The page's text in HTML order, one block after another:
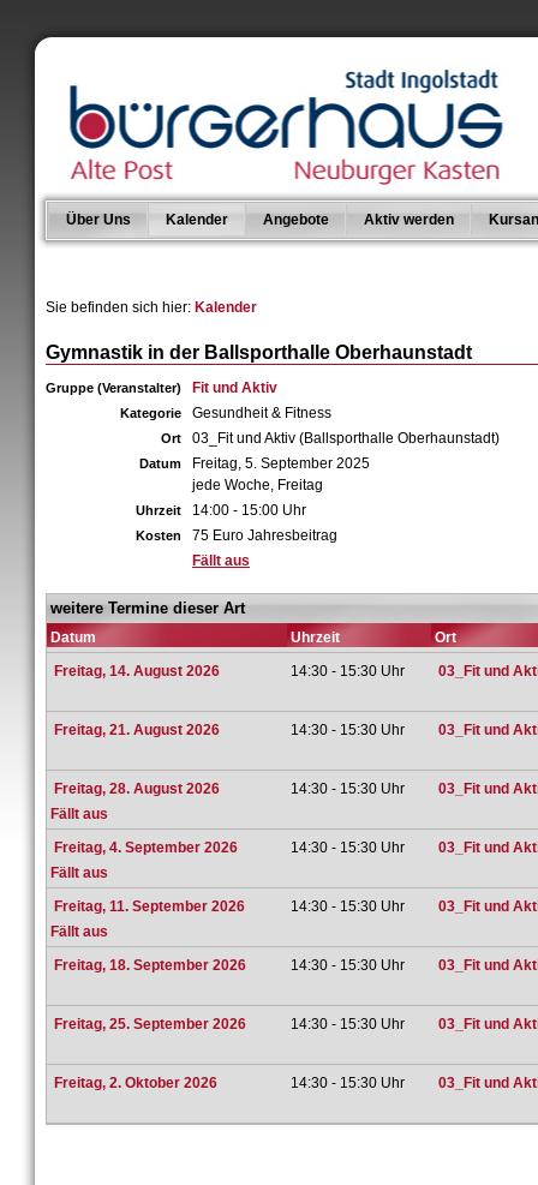
Über Uns Kalender Angebote Aktiv werden
Sie befinden sich hier: Kalender
Gymnastik in der Ballsporthalle Oberhaunstadt
Gruppe (Veranstalter) Fit und Aktiv
Kategorie Gesundheit & Fitness
Ort 03_Fit und Aktiv (Ballsporthalle Oberhaunstadt)
Datum
Freitag, 5. September 2025
jede Woche, Freitag
Uhrzeit 14:00 - 15:00 Uhr
Kosten
75 Euro Jahresbeitrag
Fällt aus
weitere Termine dieser Art
Datum Uhrzeit
Ort
Freitag, 14. August 2026
14:30 - 15:30 Uhr 03_Fit und
Freitag, 21. August 2026 14:30 - 15:30 Uhr 03_Fit und
Freitag, 28. August 2026
Fällt aus
14:30 - 15:30 Uhr 03_Fit und
Freitag, 4. September 2026
Fällt aus
14:30 - 15:30 Uhr 03_Fit und
Freitag, 11. September 2026
Fällt aus
14:30 - 15:30 Uhr 03_Fit und
Freitag, 18. September 2026 14:30 - 15:30 Uhr 03_Fit und
Freitag, 25. September 2026 14:30 - 15:30 Uhr 03_Fit und
Freitag, 2. Oktober 2026 14:30 - 15:30 Uhr 03_Fit und